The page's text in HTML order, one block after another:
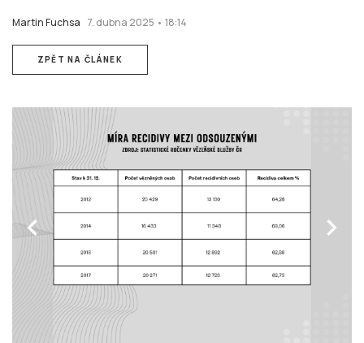
Martin Fuchsa 7. dubna 2025 • 18:14
ZPĚT NA ČLÁNEK
chevron_left chevron_right